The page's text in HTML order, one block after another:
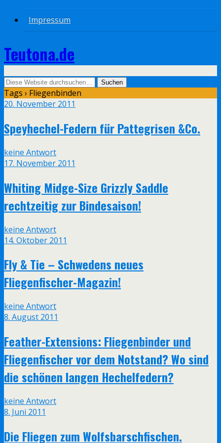
Impressum
Teutona.de
Tags › Fliegenbinden
20. November 2011
Speyhechel-Federn für Pattegrisen &Co.
keine Antwort
17. November 2011
Whiting Midge-Size Grizzly Saddle
rechtzeitig zur Bindesaison!
keine Antwort
14. Oktober 2011
Fly & Tie – Schwedens neues
Fliegenfischer-Magazin!
keine Antwort
8. August 2011
Feather-Extensions: Fliegenbinder und
Fliegenfischer vor dem Notstand? Wo sind
die schönen langen Hechelfedern?
keine Antwort
8. Juni 2011
Die Fliegen zum Wolfsbarschfischen.